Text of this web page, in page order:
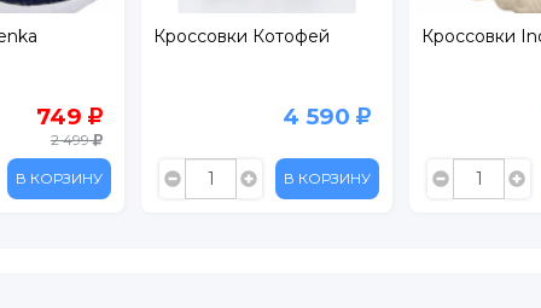
749
2 499
В КОРЗИНУ
Кроссовки Котофей
4 590
В КОРЗИНУ
Кроссовки